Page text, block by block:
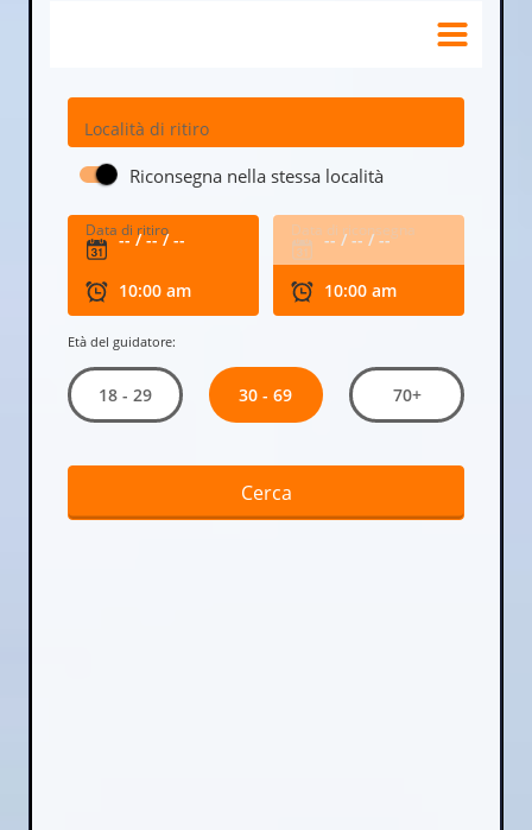
Località di ritiro
Riconsegna nella stessa località
Data di ritiro Data di riconsegna
Età del guidatore:
18 - 29 30 - 69 70+
Cerca